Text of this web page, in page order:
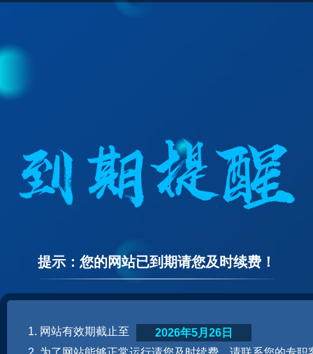
提示：您的网站已到期请您及时续费！
1. 网站有效期截止至
2026年5月26日